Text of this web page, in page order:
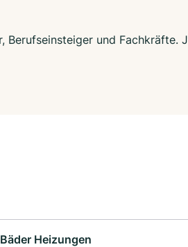
Berufseinsteiger und
Heizungen